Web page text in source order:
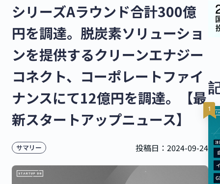
シリーズAラウンド合計300億
円を調達。脱炭素ソリューショ
ンを提供するクリーンエナジー
コネクト、コーポレートファイ
ナンスにて12億円を調達。【最
新スタートアップニュース】
サマリー 投稿日： 2024-09-24